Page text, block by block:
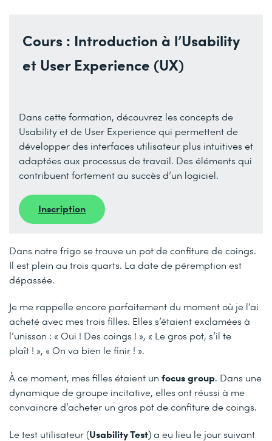
Cours : Introduction à l’Usability
et User Experience (UX)
Dans cette formation, découvrez les concepts de
Usability et de User Experience qui permettent de
développer des interfaces utilisateur plus intuitives et
adaptées aux processus de travail. Des éléments qui
contribuent fortement au succès d’un logiciel.
Inscription
Dans notre frigo se trouve un pot de confiture de coings.
Il est plein au trois quarts. La date de péremption est
dépassée.
Je me rappelle encore parfaitement du moment où je l’ai
acheté avec mes trois filles. Elles s’étaient exclamées à
l’unisson : « Oui ! Des coings ! », « Le gros pot, s’il te
plaît ! », « On va bien le finir ! ».
À ce moment, mes filles étaient un focus group. Dans une
dynamique de groupe incitative, elles ont réussi à me
convaincre d’acheter un gros pot de confiture de coings.
Le test utilisateur (Usability Test) a eu lieu le jour suivant